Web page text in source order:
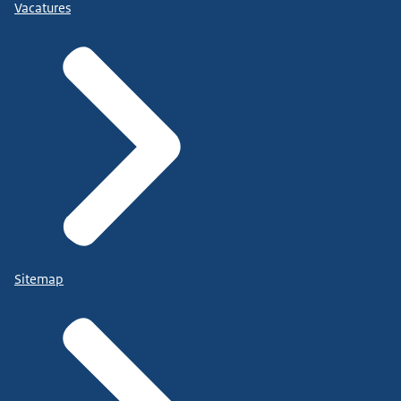
Vacatures
Sitemap